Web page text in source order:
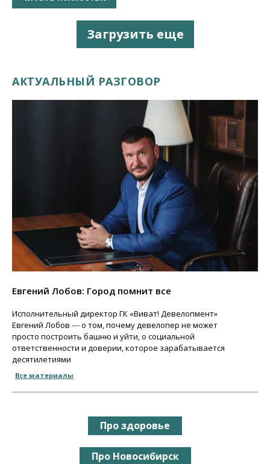
Загрузить еще
АКТУАЛЬНЫЙ РАЗГОВОР
Евгений Лобов: Город помнит все
Исполнительный директор ГК «Виват! Девелопмент»
Евгений Лобов ― о том, почему девелопер не может
просто построить башню и уйти, о социальной
ответственности и доверии, которое зарабатывается
десятилетиями
Все материалы
Про здоровье
Про Новосибирск